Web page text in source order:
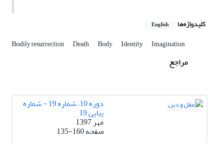
کلیدواژه‌ها English
Bodily resurrection Death Body Identity Imagination
مراجع
دوره 10، شماره 19 - شماره
پیاپی 19
مهر 1397
صفحه135-160